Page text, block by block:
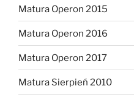
Matura Operon 2015
Matura Operon 2016
Matura Operon 2017
Matura Sierpień 2010